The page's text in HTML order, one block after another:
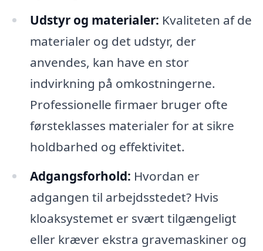
Udstyr og materialer: Kvaliteten af de
materialer og det udstyr, der
anvendes, kan have en stor
indvirkning på omkostningerne.
Professionelle firmaer bruger ofte
førsteklasses materialer for at sikre
holdbarhed og effektivitet.
Adgangsforhold: Hvordan er
adgangen til arbejdsstedet? Hvis
kloaksystemet er svært tilgængeligt
eller kræver ekstra gravemaskiner og